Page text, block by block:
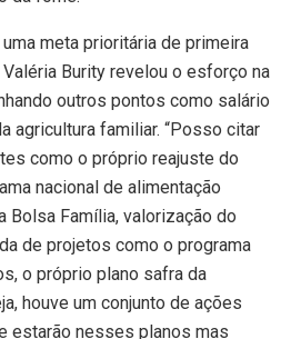
meta prioritária de primeira
Burity revelou o esforço na
outros pontos como salário
agricultura familiar. “Posso citar
como o próprio reajuste do
nacional de alimentação
Bolsa Família, valorização do
de projetos como o programa
o próprio plano safra da
houve um conjunto de ações
estarão nesses planos mas